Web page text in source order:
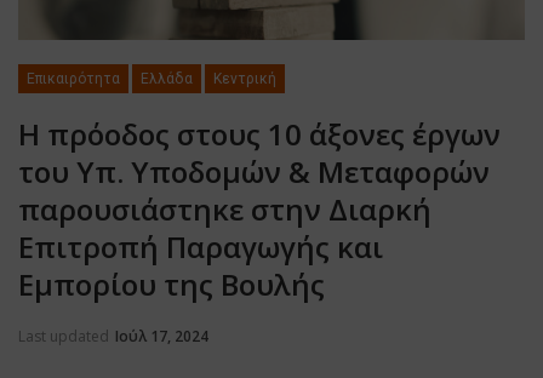
Επικαιρότητα Ελλάδα Κεντρική
Η πρόοδος στους 10 άξονες έργων
του Υπ. Υποδομών & Μεταφορών
παρουσιάστηκε στην Διαρκή
Επιτροπή Παραγωγής και
Εμπορίου της Βουλής
Last updated Ιούλ 17, 2024